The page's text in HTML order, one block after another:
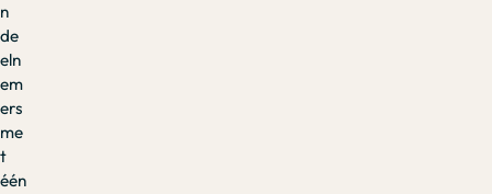
n
de
eln
em
ers
me
t
één